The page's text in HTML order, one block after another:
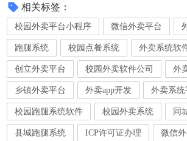
相关标签：
校园外卖平台小程序 微信外卖平台
跑腿系统 校园点餐系统 外卖系统软
创立外卖平台 校园外卖软件公司 外
乡镇外卖平台 外卖app开发 外卖系统
校园跑腿系统软件 校园外卖系统 同
县城跑腿系统 ICP许可证办理 微信